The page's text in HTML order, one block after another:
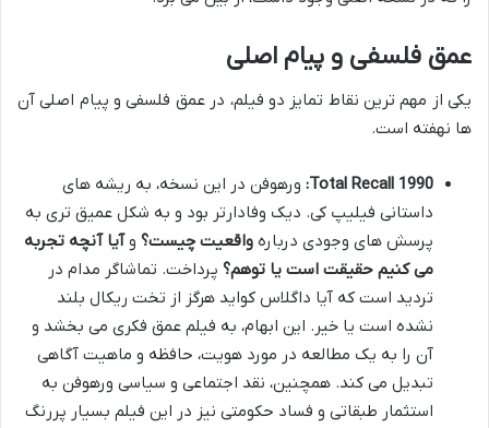
عمق فلسفی و پیام اصلی
یکی از مهم ترین نقاط تمایز دو فیلم، در عمق فلسفی و پیام اصلی آن
ها نهفته است.
Total Recall 1990: ورهوفن در این نسخه، به ریشه های
داستانی فیلیپ کی. دیک وفادارتر بود و به شکل عمیق تری به
پرسش های وجودی درباره واقعیت چیست؟ وآیا آنچه تجربه
می کنیم حقیقت است یا توهم؟ پرداخت. تماشاگر مدام در
تردید است که آیا داگلاس کواید هرگز از تخت ریکال بلند
نشده است یا خیر. این ابهام، به فیلم عمق فکری می بخشد و
آن را به یک مطالعه در مورد هویت، حافظه و ماهیت آگاهی
تبدیل می کند. همچنین، نقد اجتماعی و سیاسی ورهوفن به
استثمار طبقاتی و فساد حکومتی نیز در این فیلم بسیار پررنگ